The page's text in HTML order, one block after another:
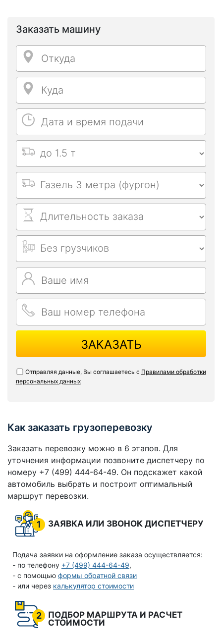
Заказать машину
ЗАКАЗАТЬ
Отправляя данные, Вы соглашаетесь с Правилами обработки
персональных данных
Как заказать грузоперевозку
Заказать перевозку можно в 6 этапов. Для
уточнения информации позвоните диспетчеру по
номеру +7 (499) 444-64-49. Он подскажет какой
автомобиль выбрать и построит оптимальный
маршрут перевозки.
1 ЗАЯВКА ИЛИ ЗВОНОК ДИСПЕТЧЕРУ
Подача заявки на оформление заказа осуществляется:
- по телефону +7 (499) 444-64-49,
- с помощью формы обратной связи
- или через калькулятор стоимости
2
ПОДБОР МАРШРУТА И РАСЧЕТ
СТОИМОСТИ